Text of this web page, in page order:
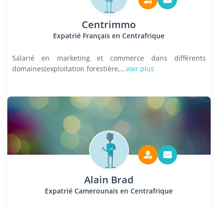
Centrimmo
Expatrié Français en Centrafrique
Salarié en marketing et commerce dans différents
domaines(exploitation forestière,...voir plus
Alain Brad
Expatrié Camerounais en Centrafrique